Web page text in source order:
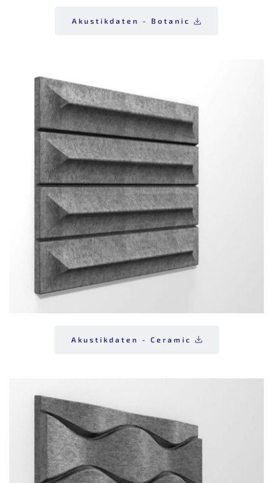
Akustikdaten - Botanic
Akustikdaten - Ceramic